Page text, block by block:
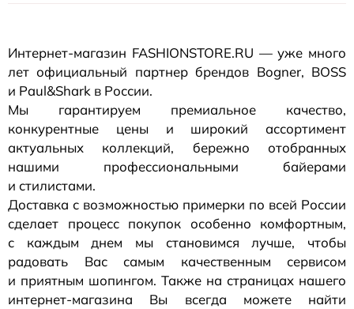
Интернет-магазин FASHIONSTORE.RU — уже много
лет официальный партнер брендов Bogner, BOSS
и Paul&Shark в России.
Мы гарантируем премиальное качество,
конкурентные цены и широкий ассортимент
актуальных коллекций, бережно отобранных
нашими профессиональными байерами
и стилистами.
Доставка с возможностью примерки по всей России
сделает процесс покупок особенно комфортным,
с каждым днем мы становимся лучше, чтобы
радовать Вас самым качественным сервисом
и приятным шопингом. Также на страницах нашего
интернет-магазина Вы всегда можете найти